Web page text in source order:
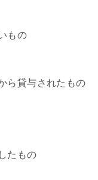
もの
ら貸与されたもの
たもの